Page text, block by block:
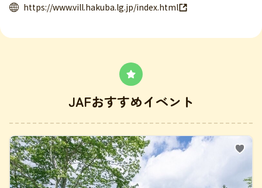
https://www.vill.hakuba.lg.jp/index.html
JAFおすすめイベント